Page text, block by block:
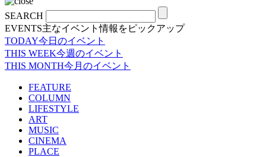
SEARCH
EVENTS主なイベント情報をピックアップ
TODAY今日のイベント
THIS WEEK今週のイベント
THIS MONTH今月のイベント
FEATURE
COLUMN
LIFESTYLE
ART
MUSIC
CINEMA
PLACE